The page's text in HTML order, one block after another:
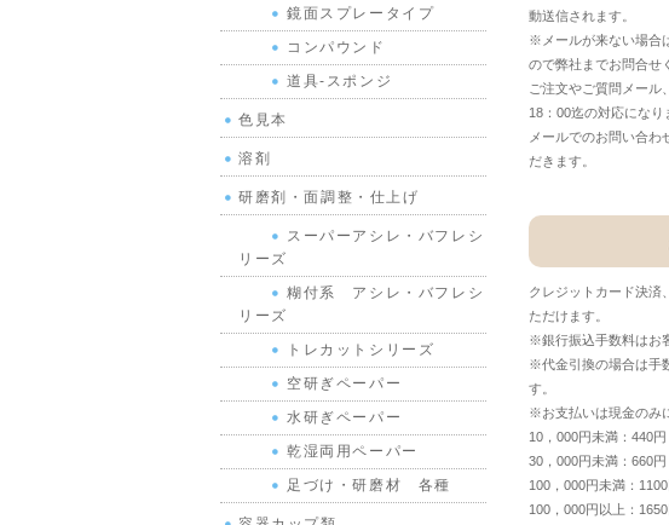
動送信されます。
※メールが来ない場合
ので弊社までお問合せ
ご注文やご質問メール
18：00迄の対応になり
メールでのお問い合わ
だきます。
クレジットカード決済
ただけます。
※銀行振込手数料はお
※代金引換の場合は手
す。
※お支払いは現金のみ
10，000円未満：440円
30，000円未満：660円
100，000円未満：1100
100，000円以上：1650
鏡面スプレータイプ
コンパウンド
道具-スポンジ
色見本
溶剤
研磨剤・面調整・仕上げ
スーパーアシレ・バフレシ
リーズ
糊付系 アシレ・バフレシ
リーズ
トレカットシリーズ
空研ぎペーパー
水研ぎペーパー
乾湿両用ペーパー
足づけ・研磨材 各種